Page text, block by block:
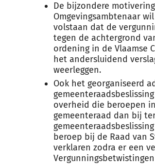
De bijzondere
Omgevingsambtenaar
volstaan dat de
tegen de achtergrond
ordening in de Vlaamse
het andersluidend
weerleggen.
Ook het georganiseerd
overheid die beroepen
gemeenteraad dan bij
beroep bij de Raad van
verklaren zodra er een